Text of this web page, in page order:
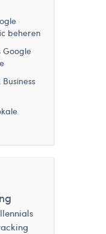
beheren
Google